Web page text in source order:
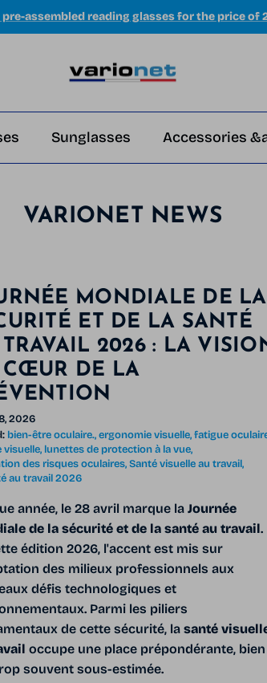
assembled reading glasses for the price of
Sunglasses Accessories
VARIONET NEWS
MONDIALE DE LA
ET DE LA SANTÉ
2026 : LA
CŒUR DE LA
2026
bien-être oculaire. ergonomie visuelle fatigue
visuelle lunettes de protection à la vue
des risques oculaires Santé visuelle au travail
au travail 2026
année, le 28 avril marque la Journée
de la sécurité et de la santé au travail.
édition 2026, l'accent est mis sur
des milieux professionnels aux
défis technologiques et
Parmi les piliers
de cette sécurité, la santé
occupe une place prépondérante, bien
souvent sous-estimée.